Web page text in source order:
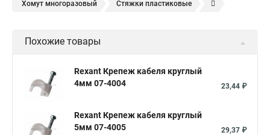
Хомут многоразовый Стяжки пластиковые
Нейлон кабельные стяжки
Хомут кабельный нейлоновый
Стяжки пластиковые размеры
Похожие товары
Rexant Крепеж кабеля круглый
4мм 07-4004
23,44 ₽
Rexant Крепеж кабеля круглый
5мм 07-4005
29,37 ₽